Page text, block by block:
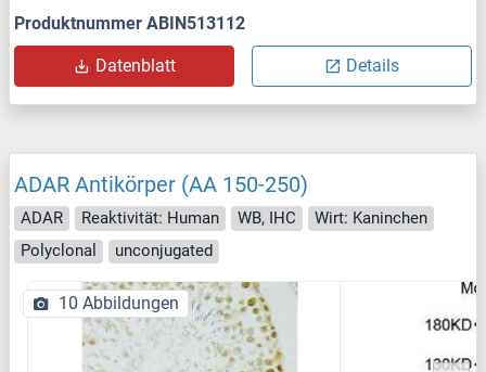
Produktnummer ABIN513112
Datenblatt Details
ADAR Antikörper (AA 150-250)
ADAR Reaktivität: Human WB, IHC
Wirt: Kaninchen
Polyclonal
unconjugated
10 Abbildungen